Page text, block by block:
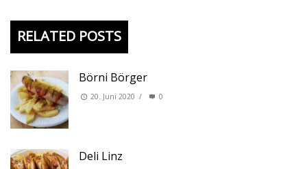
RELATED POSTS
Börni Börger
20. Juni 2020 / 0
Deli Linz